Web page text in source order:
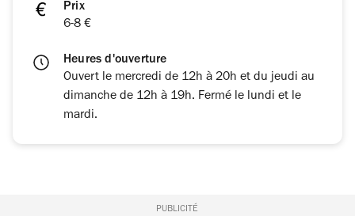
Prix
6-8 €
Heures d'ouverture
Ouvert le mercredi de 12h à 20h et du jeudi au
dimanche de 12h à 19h. Fermé le lundi et le
mardi.
PUBLICITÉ